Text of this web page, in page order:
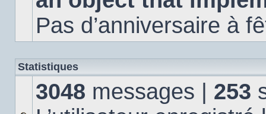
Pas d’anniversaire à
Statistiques
3048 messages | 253